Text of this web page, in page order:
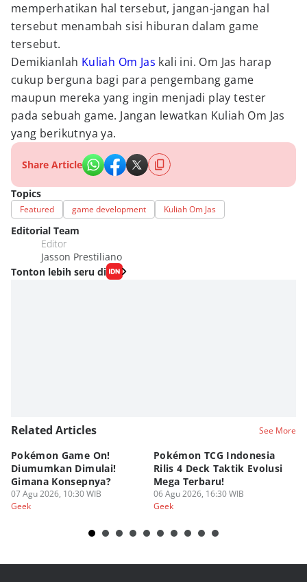
memperhatikan hal tersebut, jangan-jangan hal
tersebut menambah sisi hiburan dalam game
tersebut.
Demikianlah Kuliah Om Jas kali ini. Om Jas harap
cukup berguna bagi para pengembang game
maupun mereka yang ingin menjadi play tester
pada sebuah game. Jangan lewatkan Kuliah Om Jas
yang berikutnya ya.
Share Article
Topics
Featured game development Kuliah Om Jas
Editorial Team
Editor
Jasson Prestiliano
Tonton lebih seru di
Related Articles See More
Pokémon Game On!
Diumumkan Dimulai!
Gimana Konsepnya?
07 Agu 2026, 10:30 WIB
Geek
Pokémon TCG Indonesia
Rilis 4 Deck Taktik Evolusi
Mega Terbaru!
06 Agu 2026, 16:30 WIB
Geek